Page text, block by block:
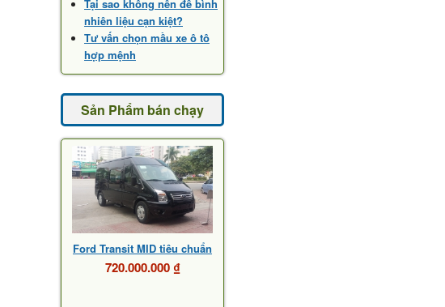
Tại sao không nên để bình
nhiên liệu cạn kiệt?
Tư vấn chọn mầu xe ô tô
hợp mệnh
Sản Phẩm bán chạy
Ford Transit MID tiêu chuẩn
720.000.000 ₫